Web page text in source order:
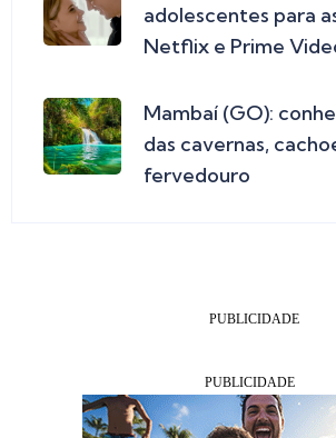
adolescentes para
Netflix e Prime
Mambaí (GO):
das cavernas,
fervedouro